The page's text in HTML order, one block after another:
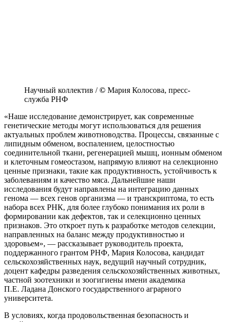
Научный коллектив /© Мария Колосова, пресс-
служба РНФ
«Наше исследование демонстрирует, как современные
генетические методы могут использоваться для решения
актуальных проблем животноводства. Процессы, связанные с
липидным обменом, воспалением, целостностью
соединительной ткани, регенерацией мышц, ионным обменом
и клеточным гомеостазом, напрямую влияют на селекционно
ценные признаки, такие как продуктивность, устойчивость к
заболеваниям и качество мяса. Дальнейшие наши
исследования будут направлены на интеграцию данных
генома — всех генов организма — и транскриптома, то есть
набора всех РНК, для более глубоко понимания их роли в
формировании как дефектов, так и селекционно ценных
признаков. Это откроет путь к разработке методов селекции,
направленных на баланс между продуктивностью и
здоровьем», — рассказывает руководитель проекта,
поддержанного грантом РНФ, Мария Колосова, кандидат
сельскохозяйственных наук, ведущий научный сотрудник,
доцент кафедры разведения сельскохозяйственных животных,
частной зоотехники и зоогигиены имени академика
П.Е. Ладана Донского государственного аграрного
университета.
В условиях, когда продовольственная безопасность и